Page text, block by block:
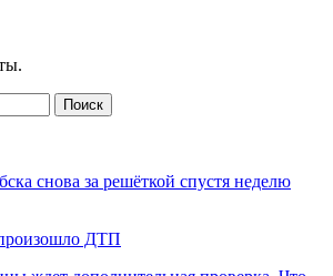
снова за решёткой спустя неделю
ДТП